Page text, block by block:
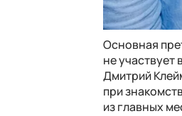
Основная
не участвует
Дмитрий
при
из главных